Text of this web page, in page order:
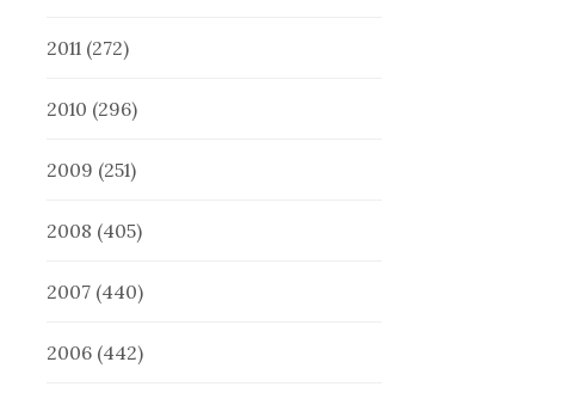
2011 (272)
2010 (296)
2009 (251)
2008 (405)
2007 (440)
2006 (442)